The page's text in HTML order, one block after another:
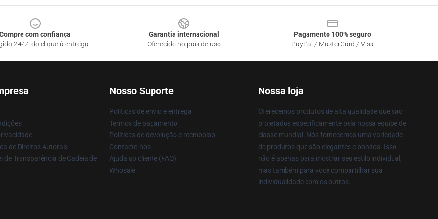
Compre com confiança
24/7, do clique à entrega
Garantia internacional
Oferecido no país de uso
Pagamento 100% seguro
PayPal / MasterCard / Visa
de Direitos Autorais
de Transparência de Cadeia de
Nosso Suporte
Políticas de envio e entrega
Termos de pagamento
Políticas de devolução e reembolso
Contacte-nos
Ajuda ao cliente (FAQ)
Whosale
Nossa loja
Oferecemos produtos de alta qualidade que são
projetados especificamente pela nossa equipe de
classe mundial. Nós fornecemos uma variedade
de produtos que são elegantes e bonitos. Isso
não é apenas para mostrar seu estilo individual,
mas também para você compartilhar sua
individualidade com os outros.